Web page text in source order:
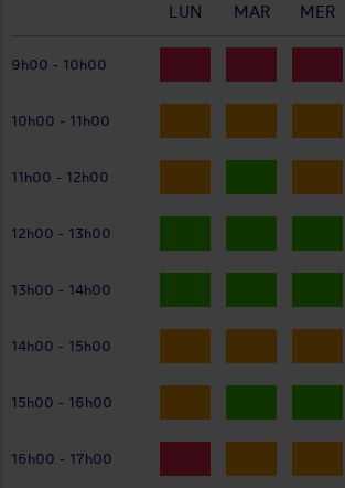
9h00 - 10h00
10h00 - 11h00
11h00 - 12h00
12h00 - 13h00
13h00 - 14h00
14h00 - 15h00
15h00 - 16h00
16h00 - 17h00
LUN MAR MER